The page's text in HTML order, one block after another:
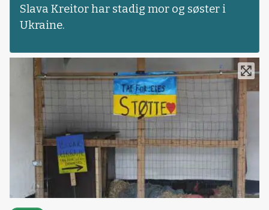
Slava Kreitor har stadig mor og søster i
Ukraine.